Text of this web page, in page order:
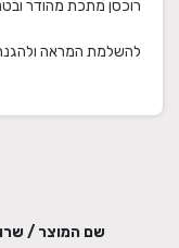
להשלמת המראה
שם המוצר /